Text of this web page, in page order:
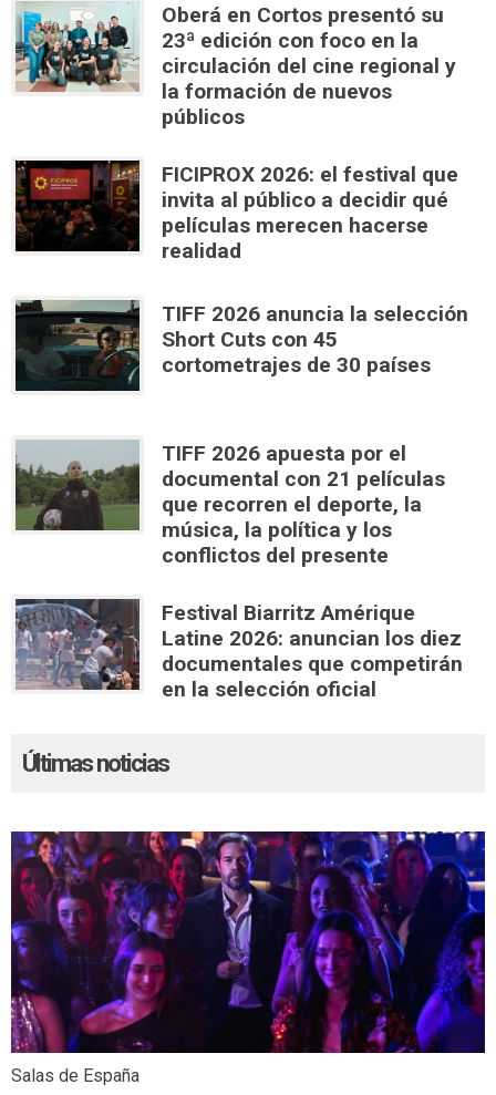
Oberá en Cortos presentó su
23ª edición con foco en la
circulación del cine regional y
la formación de nuevos
públicos
FICIPROX 2026: el festival que
invita al público a decidir qué
películas merecen hacerse
realidad
TIFF 2026 anuncia la selección
Short Cuts con 45
cortometrajes de 30 países
TIFF 2026 apuesta por el
documental con 21 películas
que recorren el deporte, la
música, la política y los
conflictos del presente
Festival Biarritz Amérique
Latine 2026: anuncian los diez
documentales que competirán
en la selección oficial
Últimas noticias
Salas de España